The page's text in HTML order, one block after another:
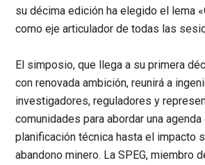
su décima edición ha elegido el lema
como eje articulador de todas las
El simposio, que llega a su primera
con renovada ambición, reunirá a
investigadores, reguladores y
comunidades para abordar una
planificación técnica hasta el impacto
abandono minero. La SPEG, miembro